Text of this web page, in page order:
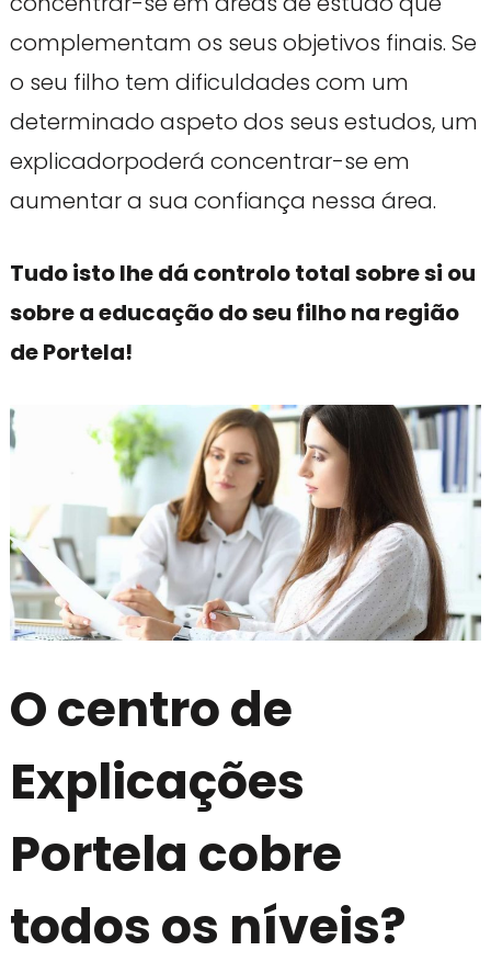
complementam os seus objetivos finais. Se
o seu filho tem dificuldades com um
determinado aspeto dos seus estudos, um
explicadorpoderá concentrar-se em
aumentar a sua confiança nessa área.
Tudo isto lhe dá controlo total sobre si ou
sobre a educação do seu filho na região
de Portela!
O centro de
Explicações
Portela cobre
todos os níveis?